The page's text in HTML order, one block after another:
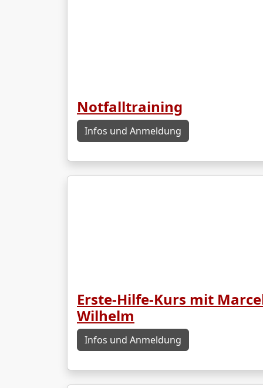
Notfalltraining
Infos und Anmeldung
Erste-Hilfe-Kurs mit
Wilhelm
Infos und Anmeldung